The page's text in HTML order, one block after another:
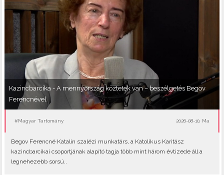
Kazincbarcika - A mennyország köztetek van – beszélgetés Begov
Ferencnével
#Magyar Tartomány 2026-08-10, Ma
Begov Ferencné Katalin szalézi munkatárs, a Katolikus Karitász
kazincbarcikai csoportjának alapító tagja több mint három évtizede áll a
legnehezebb sorsú..